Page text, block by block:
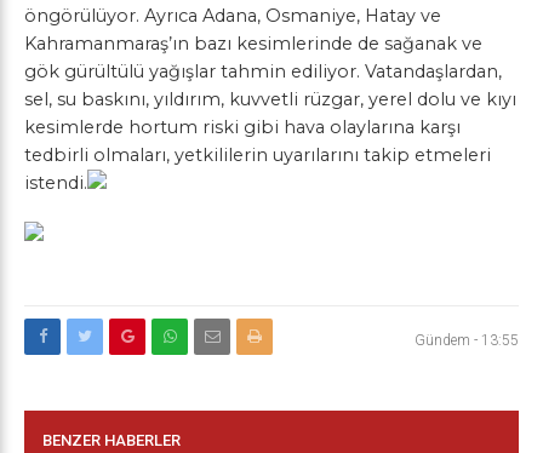
öngörülüyor. Ayrıca Adana, Osmaniye, Hatay ve
Kahramanmaraş’ın bazı kesimlerinde de sağanak ve
gök gürültülü yağışlar tahmin ediliyor. Vatandaşlardan,
sel, su baskını, yıldırım, kuvvetli rüzgar, yerel dolu ve kıyı
kesimlerde hortum riski gibi hava olaylarına karşı
tedbirli olmaları, yetkililerin uyarılarını takip etmeleri
istendi.
Gündem - 13:55
BENZER HABERLER